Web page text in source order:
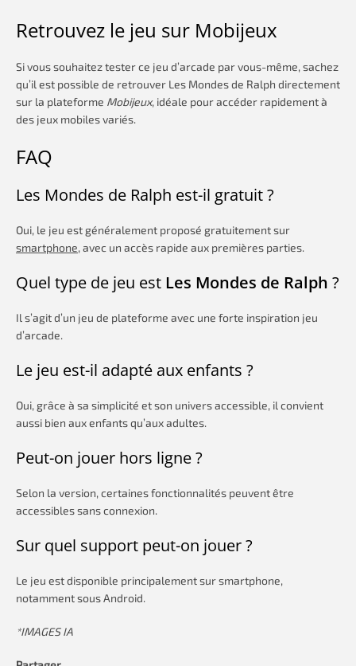
Retrouvez le jeu sur Mobijeux
Si vous souhaitez tester ce jeu d’arcade par vous-même, sachez
qu’il est possible de retrouver Les Mondes de Ralph directement
sur la plateforme Mobijeux, idéale pour accéder rapidement à
des jeux mobiles variés.
FAQ
Les Mondes de Ralph est-il gratuit ?
Oui, le jeu est généralement proposé gratuitement sur
smartphone, avec un accès rapide aux premières parties.
Quel type de jeu est Les Mondes de Ralph ?
Il s’agit d’un jeu de plateforme avec une forte inspiration jeu
d’arcade.
Le jeu est-il adapté aux enfants ?
Oui, grâce à sa simplicité et son univers accessible, il convient
aussi bien aux enfants qu’aux adultes.
Peut-on jouer hors ligne ?
Selon la version, certaines fonctionnalités peuvent être
accessibles sans connexion.
Sur quel support peut-on jouer ?
Le jeu est disponible principalement sur smartphone,
notamment sous Android.
*IMAGES IA